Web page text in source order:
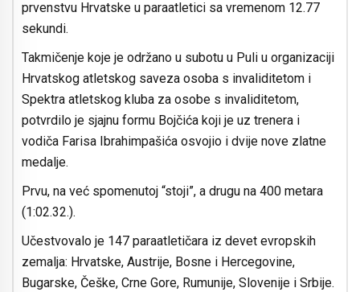
prvenstvu Hrvatske u paraatletici sa vremenom 12.77
sekundi.
Takmičenje koje je održano u subotu u Puli u organizaciji
Hrvatskog atletskog saveza osoba s invaliditetom i
Spektra atletskog kluba za osobe s invaliditetom,
potvrdilo je sjajnu formu Bojčića koji je uz trenera i
vodiča Farisa Ibrahimpašića osvojio i dvije nove zlatne
medalje.
Prvu, na već spomenutoj “stoji”, a drugu na 400 metara
(1:02.32.).
Učestvovalo je 147 paraatletičara iz devet evropskih
zemalja: Hrvatske, Austrije, Bosne i Hercegovine,
Bugarske, Češke, Crne Gore, Rumunije, Slovenije i Srbije.